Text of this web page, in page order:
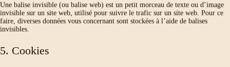
Une balise invisible (ou balise web) est un petit morceau de texte ou d’image
invisible sur un site web, utilisé pour suivre le trafic sur un site web. Pour ce
faire, diverses données vous concernant sont stockées à l’aide de balises
invisibles.
5. Cookies